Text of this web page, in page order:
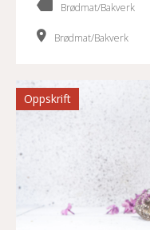
Brødmat/Bakverk
Brødmat/Bakverk
Oppskrift